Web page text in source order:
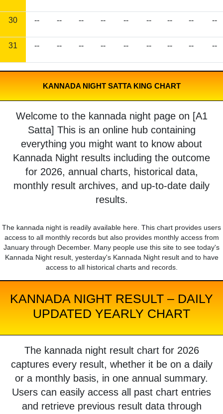
30 -- -- -- -- -- -- -- -- --
31 -- -- -- -- -- -- -- -- --
KANNADA NIGHT SATTA KING CHART
Welcome to the kannada night page on [A1
Satta] This is an online hub containing
everything you might want to know about
Kannada Night results including the outcome
for 2026, annual charts, historical data,
monthly result archives, and up-to-date daily
results.
The kannada night is readily available here. This chart provides users
access to all monthly records but also provides monthly access from
January through December. Many people use this site to see today's
Kannada Night result, yesterday's Kannada Night result and to have
access to all historical charts and records.
KANNADA NIGHT RESULT – DAILY
UPDATED YEARLY CHART
The kannada night result chart for 2026
captures every result, whether it be on a daily
or a monthly basis, in one annual summary.
Users can easily access all past chart entries
and retrieve previous result data through